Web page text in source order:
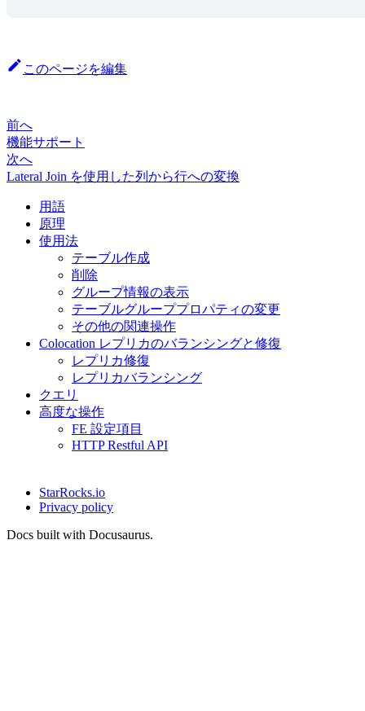
このページを編集
前へ
機能サポート
次へ
Lateral Join を使用した列から行への変換
用語
原理
使用法
テーブル作成
削除
グループ情報の表示
テーブルグループプロパティの変更
その他の関連操作
Colocation レプリカのバランシングと修復
レプリカ修復
レプリカバランシング
クエリ
高度な操作
FE 設定項目
HTTP Restful API
StarRocks.io
Privacy policy
Docs built with Docusaurus.